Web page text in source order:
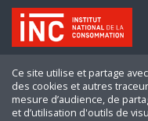
Ce site utilise et partage
des cookies et autres
mesure d’audience, de
et d’utilisation d'outils de